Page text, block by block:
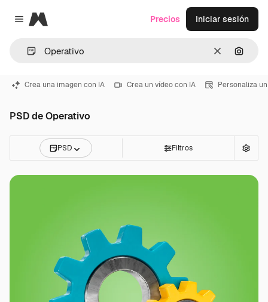
Close menu
Magnific
Borrar
Precios Iniciar sesión
Crea una imagen con IA Crea un vídeo con IA Personaliza
PSD de Operativo
PSD Filtros